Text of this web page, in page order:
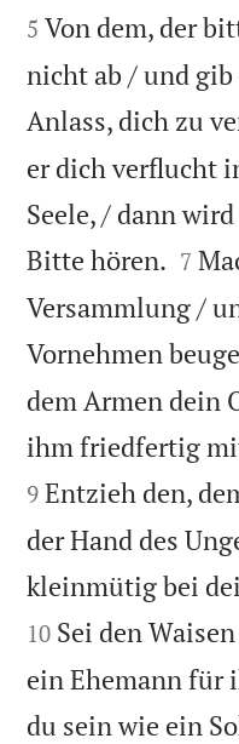
5 Von dem, der
nicht ab / und
Anlass, dich zu
er dich verflucht
Seele, / dann
Bitte hören. 

7
Versammlung /
Vornehmen
dem Armen dein
ihm friedfertig
9 Entzieh den,
der Hand des
kleinmütig bei
10 Sei den
ein Ehemann für
du sein wie ein